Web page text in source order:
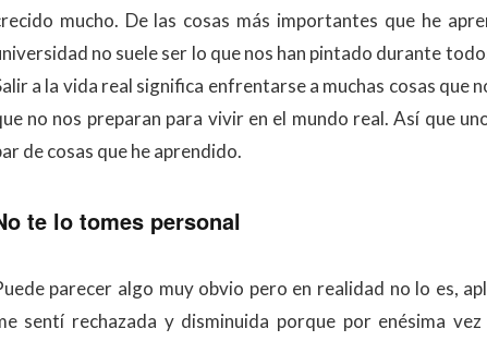
mucho. De las cosas más importantes que he
no suele ser lo que nos han pintado durante
a la vida real significa enfrentarse a muchas cosas que
no nos preparan para vivir en el mundo real. Así que
de cosas que he aprendido.
te lo tomes personal
parecer algo muy obvio pero en realidad no lo es,
sentí rechazada y disminuida porque por enésima